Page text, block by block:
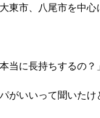
東市、八尾市を中
当に長持ちするの？
がいいって聞いたけ